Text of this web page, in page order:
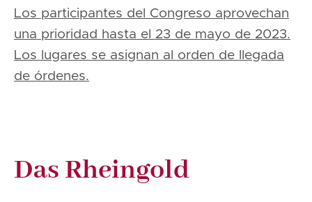
Los participantes del Congreso aprovechan
una prioridad hasta el 23 de mayo de 2023.
Los lugares se asignan al orden de llegada
de órdenes.
Das Rheingold